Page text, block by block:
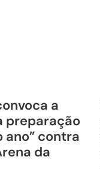
a
preparação
ano” contra
da